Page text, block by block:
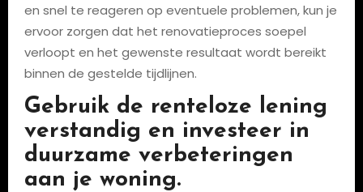
en snel te reageren op eventuele problemen, kun je
ervoor zorgen dat het renovatieproces soepel
verloopt en het gewenste resultaat wordt bereikt
binnen de gestelde tijdlijnen.
Gebruik de renteloze lening
verstandig en investeer in
duurzame verbeteringen
aan je woning.